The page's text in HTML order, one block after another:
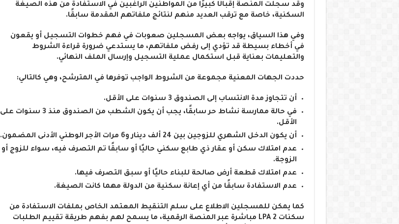
وقد سجلت المنصة إقبالًا كبيرًا من المواطنين الراغبين في الاستفادة من هذه الصيغة
السكنية، خاصة مع ترقب العديد منهم لنتائج ملفاتهم المقدمة سابقًا.
وفي هذا السياق، يواجه بعض المسجلين صعوبات في فهم خطوات التسجيل أو يقعون
في أخطاء بسيطة قد تؤدي إلى رفض ملفاتهم، ما يستدعي ضرورة قراءة الشروط
والتعليمات بعناية قبل استكمال عملية التسجيل وإرسال الملف النهائي.
حددت الجهات المعنية مجموعة من الشروط الواجب توفرها في المترشح، وهي كالتالي:
أن تتجاوز مدة الانتساب إلى الصندوق 3 سنوات على الأقل.
في حالة ممارسة نشاط حر سابقًا، يجب أن يكون الشطب من الصندوق منذ 3 سنوات على
الأقل.
أن يكون الدخل الشهري للزوجين بين 24 ألف دينار و6 مرات الأجر الوطني الأدنى المضمون.
عدم امتلاك سكن أو عقار ذي طابع سكني حاليًا أو سابقًا تم التصرف فيه، سواء للزوج أو
الزوجة.
عدم امتلاك قطعة أرض صالحة للبناء حاليًا أو سبق التصرف فيها.
عدم الاستفادة سابقًا من أي إعانة سكنية من الدولة مهما كانت الصيغة.
كما يمكن للمسجلين الاطلاع على سلم التنقيط المعتمد الخاص بملفات الاستفادة من
سكنات LPA 2 مباشرة عبر المنصة الرقمية، ما يسمح لهم بفهم طريقة تقييم الطلبات